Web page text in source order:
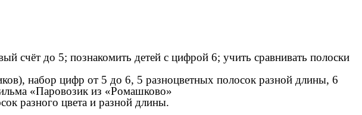
счёт до 5; познакомить детей с цифрой 6; учить сравнивать полоски
набор цифр от 5 до 6, 5 разноцветных полосок разной длины, 6
«Паровозик из «Ромашково»
разного цвета и разной длины.